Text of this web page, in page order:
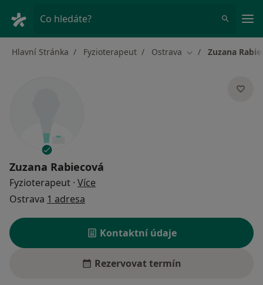
Co hledáte?
Hlavní Stránka Fyzioterapeut Ostrava Změna města
Zuzana
Zuzana Rabiecová
Fyzioterapeut · Více
Ostrava 1 adresa
Kontaktní údaje
Rezervovat termín